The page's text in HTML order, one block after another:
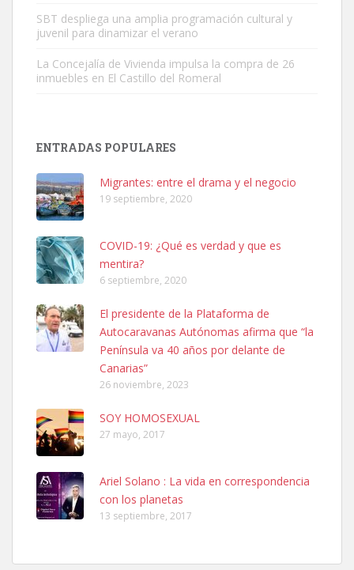
Leales.org » Gran Canaria
SHIBA PERDIDO AVDA JOSE MESA Y LOPEZ
PERRO MACHO RAZA SHIBA CON MICROCHIP PERDIDO HOY
06/07/2025 ZONA MESA Y LOPEZ. ES MUY ASUSTADIZO
Leales.org » Gran Canaria
6.7.2025
Ninfa perdida
El día 5 se los perdió una ninfa papillera, asustada tiene miedo a la
calle, se perdió por la zon...
SBT despliega una amplia programación cultural y
juvenil para dinamizar el verano
La Concejalía de Vivienda impulsa la compra de 26
inmuebles en El Castillo del Romeral
ENTRADAS POPULARES
Migrantes: entre el drama y el negocio
19 septiembre, 2020
COVID-19: ¿Qué es verdad y que es
mentira?
6 septiembre, 2020
El presidente de la Plataforma de
Autocaravanas Autónomas afirma que “la
Península va 40 años por delante de
Canarias”
26 noviembre, 2023
SOY HOMOSEXUAL
27 mayo, 2017
Ariel Solano : La vida en correspondencia
con los planetas
13 septiembre, 2017